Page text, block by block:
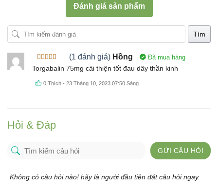
Đánh giá sản phẩm
Tìm
Được xếp
hạng55
sao
(1 đánh giá) Hồng Đã mua hàng
Torgabalin 75mg cải thiện tốt đau dây thần kinh
0 Thích -23 Tháng 10, 2023 07:50 Sáng
Hỏi & Đáp
GỬI CÂU HỎI
Không có câu hỏi nào! hãy là người đầu tiên đặt câu hỏi ngay.